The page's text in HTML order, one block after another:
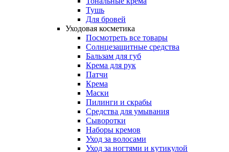
Тушь
Для бровей
Уходовая косметика
Посмотреть все товары
Солнцезащитные средства
Бальзам для губ
Крема для рук
Патчи
Крема
Маски
Пилинги и скрабы
Средства для умывания
Сыворотки
Наборы кремов
Уход за волосами
Уход за ногтями и кутикулой